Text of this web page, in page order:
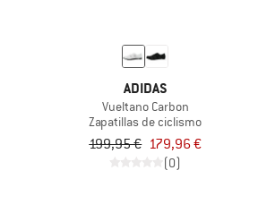
ADIDAS
Vueltano Carbon
Zapatillas de ciclismo
199,95 € 179,96 €
(0)